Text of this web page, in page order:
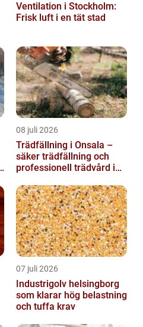
Ventilation i Stockholm:
Frisk luft i en tät stad
08 juli 2026
Trädfällning i Onsala –
säker trädfällning och
professionell trädvård i
07 juli 2026
Industrigolv helsingborg
som klarar hög belastning
och tuffa krav